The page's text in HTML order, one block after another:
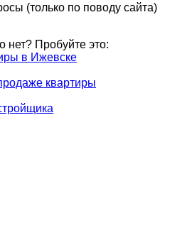
(только по поводу сайта)
нет? Пробуйте это:
в Ижевске
квартиры